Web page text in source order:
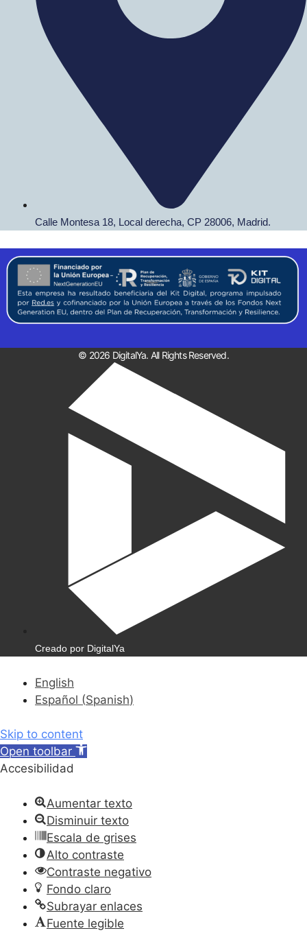
Calle Montesa 18, Local derecha, CP 28006, Madrid.
© 2026 DigitalYa. All Rights Reserved.
Creado por DigitalYa
English
Español (Spanish)
Skip to content
Open toolbar
Accesibilidad
Aumentar texto
Disminuir texto
Escala de grises
Alto contraste
Contraste negativo
Fondo claro
Subrayar enlaces
Fuente legible